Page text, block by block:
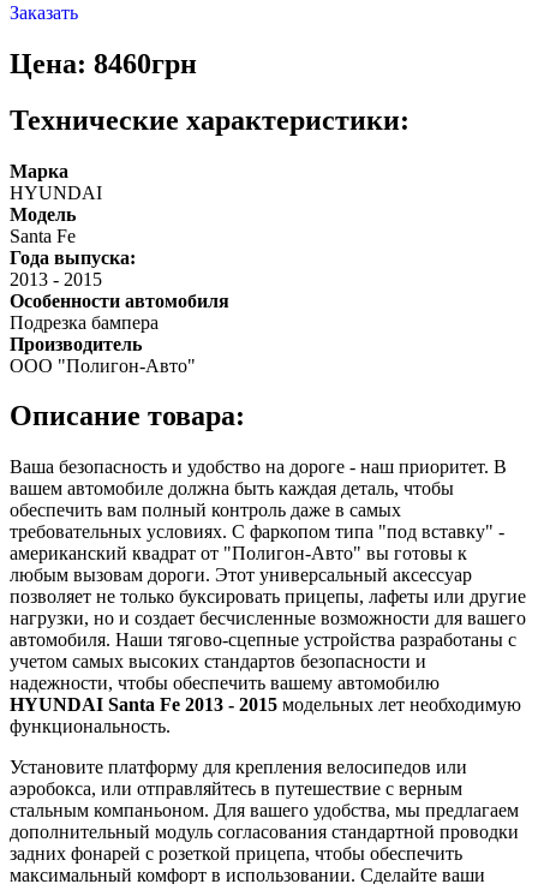
Заказать
Цена: 8460грн
Технические характеристики:
Марка
HYUNDAI
Модель
Santa Fe
Года выпуска:
2013 - 2015
Особенности автомобиля
Подрезка бампера
Производитель
ООО "Полигон-Авто"
Описание товара:
Ваша безопасность и удобство на дороге - наш приоритет. В
вашем автомобиле должна быть каждая деталь, чтобы
обеспечить вам полный контроль даже в самых
требовательных условиях. С фаркопом типа "под вставку" -
американский квадрат от "Полигон-Авто" вы готовы к
любым вызовам дороги. Этот универсальный аксессуар
позволяет не только буксировать прицепы, лафеты или другие
нагрузки, но и создает бесчисленные возможности для вашего
автомобиля. Наши тягово-сцепные устройства разработаны с
учетом самых высоких стандартов безопасности и
надежности, чтобы обеспечить вашему автомобилю
HYUNDAI Santa Fe 2013 - 2015 модельных лет необходимую
функциональность.
Установите платформу для крепления велосипедов или
аэробокса, или отправляйтесь в путешествие с верным
стальным компаньоном. Для вашего удобства, мы предлагаем
дополнительный модуль согласования стандартной проводки
задних фонарей с розеткой прицепа, чтобы обеспечить
максимальный комфорт в использовании. Сделайте ваши